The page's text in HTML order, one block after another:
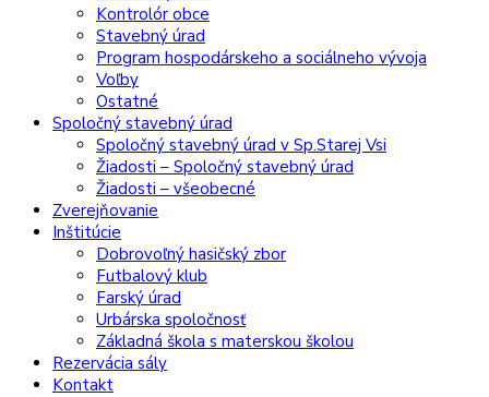
Kontrolór obce
Stavebný úrad
Program hospodárskeho a sociálneho vývoja
Voľby
Ostatné
Spoločný stavebný úrad
Spoločný stavebný úrad v Sp.Starej Vsi
Žiadosti – Spoločný stavebný úrad
Žiadosti – všeobecné
Zverejňovanie
Inštitúcie
Dobrovoľný hasičský zbor
Futbalový klub
Farský úrad
Urbárska spoločnosť
Základná škola s materskou školou
Rezervácia sály
Kontakt